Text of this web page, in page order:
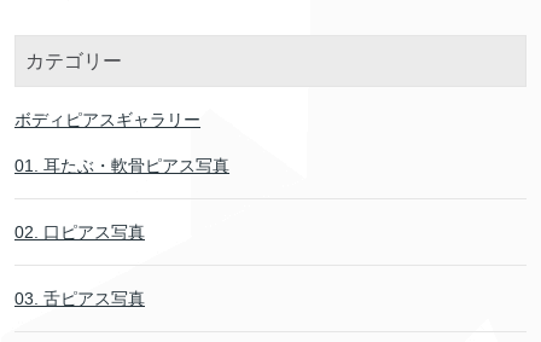
カテゴリー
ボディピアスギャラリー
01. 耳たぶ・軟骨ピアス写真
02. 口ピアス写真
03. 舌ピアス写真